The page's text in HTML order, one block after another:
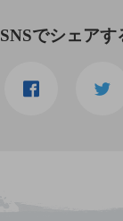
SNSでシェアす